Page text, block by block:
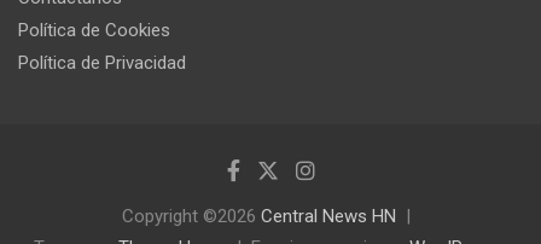
Política de Cookies
Política de Privacidad
Copyright ©2026 Central News HN